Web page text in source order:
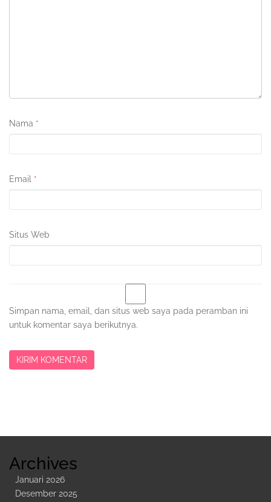
Nama *
Email *
Situs Web
Simpan nama, email, dan situs web saya pada peramban ini
untuk komentar saya berikutnya.
Archives
Januari 2026
Desember 2025